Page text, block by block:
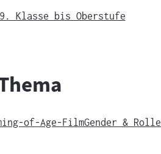
9. Klasse bis Oberstufe
of-Age-FilmGender &